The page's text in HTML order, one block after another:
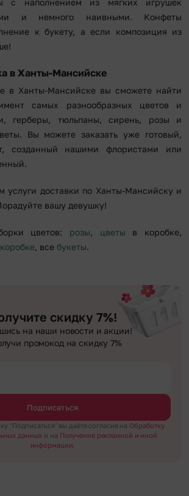
и немного наивными. Конфеты
к букету, а если композиция из
в Ханты-Мансийске
в Ханты-Мансийске вы сможете найти
самых разнообразных цветов и
герберы, тюльпаны, сирень, розы и
Вы можете заказать уже готовый,
созданный нашими флористами или
услуги доставки по Ханты-Мансийску и
вашу девушку!
цветов: розы, цветы в коробке,
коробке, все букеты.
скидку 7%!
на наши новости и акции!
промокод на скидку 7%
Подписаться
"Подписаться" вы даёте согласие на Обработку
данных и на Получение рекламной и иной
информации.